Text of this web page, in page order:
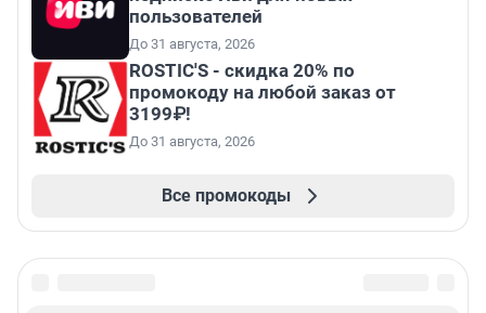
пользователей
До 31 августа, 2026
ROSTIC'S - скидка 20% по
промокоду на любой заказ от
3199₽!
До 31 августа, 2026
Все промокоды